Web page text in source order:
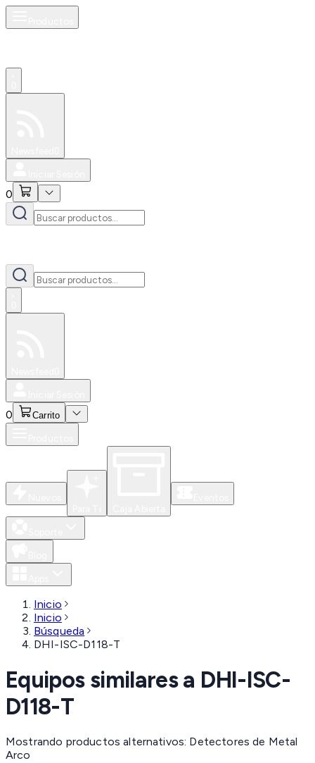
0
0 Carrito
Inicio
Inicio
Búsqueda
DHI-ISC-D118-T
Equipos similares a DHI-ISC-
D118-T
Mostrando productos alternativos: Detectores de Metal
Arco